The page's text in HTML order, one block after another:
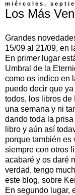
miércoles,
Los Más
Grandes
15/09 al 21/09, en
En primer lugar
Umbral de la
como os indico en
puedo decir que
todos, los libros de
una semana y ni
dando toda la
libro y aún así
porque también es
siempre con otros
acabaré y os daré
verdad, tengo
este blog, sobre
En segundo lugar,